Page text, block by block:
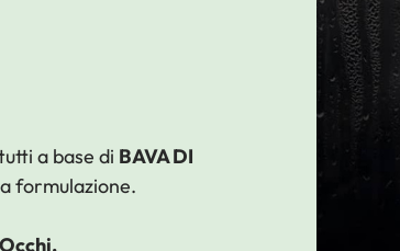
a base di BAVA DI
formulazione.